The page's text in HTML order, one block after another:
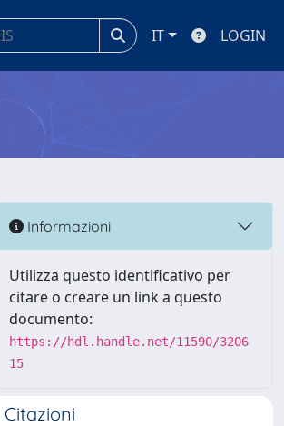
IT LOGIN
Informazioni
Utilizza questo identificativo per
citare o creare un link a questo
documento:
https://hdl.handle.net/11590/3206
15
Citazioni